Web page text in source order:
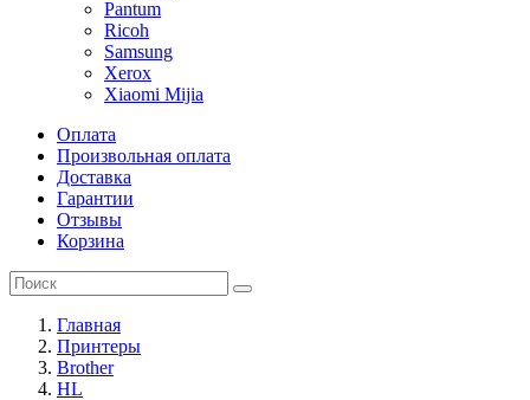
Pantum
Ricoh
Samsung
Xerox
Xiaomi Mijia
Оплата
Произвольная оплата
Доставка
Гарантии
Отзывы
Корзина
Главная
Принтеры
Brother
HL